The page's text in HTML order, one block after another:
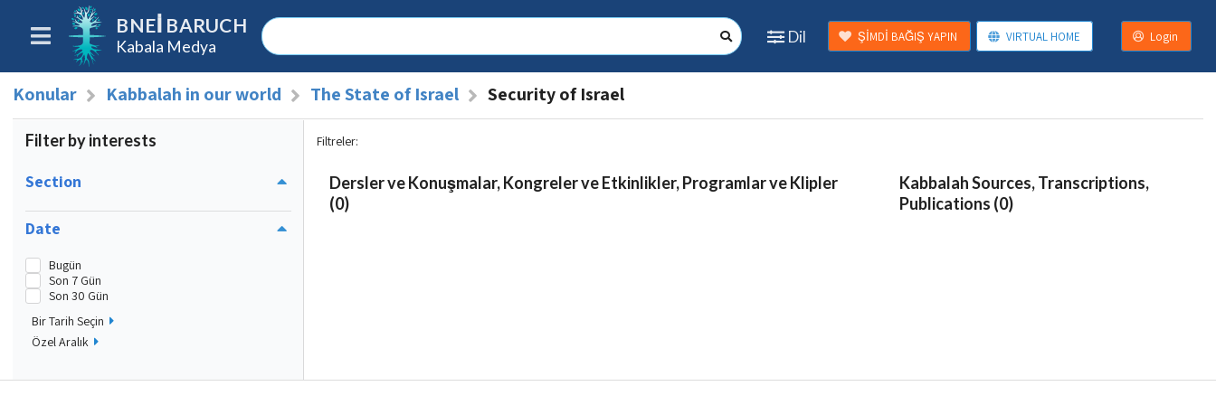
BNEI BARUCH
Kabala Medya
Dil ŞİMDİ BAĞIŞ YAPIN VIRTUAL HOME Login
Konular Kabbalah in our world The State of Israel Security of Israel
Filter by interests
Section
Date
Bugün
Son 7 Gün
Son 30 Gün
Bir Tarih Seçin
Özel Aralık
Filtreler:
Dersler ve Konuşmalar, Kongreler ve Etkinlikler, Programlar ve Klipler
(0)
Kabbalah Sources, Transcriptions,
Publications (0)